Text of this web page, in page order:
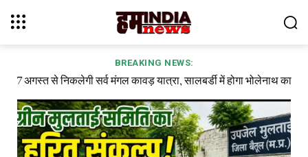
BREAKING NEWS:
7 अगस्त से निकलेगी सर्व मंगल कावड़ यात्रा, सालबर्डी में होगा भोलेनाथ का
मूलतापी महाविद्यालय पर अनियमितताओं के गंभीर आरोप,